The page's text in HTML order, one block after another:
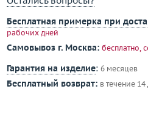
Бесплатная примерка при
рабочих дней
Самовывоз г. Москва: бесплатно,
Гарантия на изделие: 6 месяцев
Бесплатный возврат: в течение 14